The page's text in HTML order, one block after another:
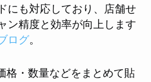
にも対応しており、店舗せ
ン精度と効率が向上します
ログ。
格・数量などをまとめて貼